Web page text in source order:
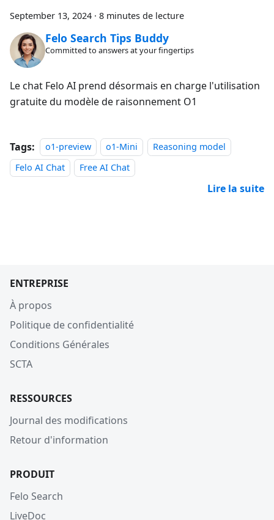
September 13, 2024 · 8 minutes de lecture
Felo Search Tips Buddy
Committed to answers at your fingertips
Le chat Felo AI prend désormais en charge l'utilisation
gratuite du modèle de raisonnement O1
Tags: o1-preview o1-Mini
Reasoning model
Felo AI Chat
Free AI Chat
Lire la suite
ENTREPRISE
À propos
Politique de confidentialité
Conditions Générales
SCTA
RESSOURCES
Journal des modifications
Retour d'information
PRODUIT
Felo Search
LiveDoc